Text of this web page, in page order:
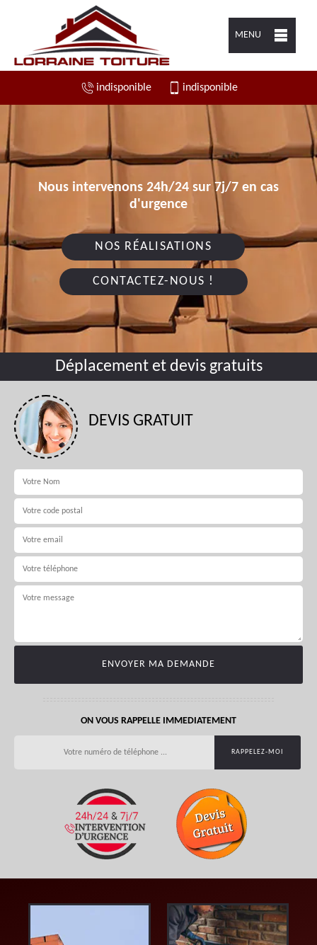
MENU
indisponible indisponible
Nous intervenons 24h/24 sur 7j/7 en cas
d'urgence
NOS RÉALISATIONS
CONTACTEZ-NOUS !
Déplacement et devis gratuits
DEVIS GRATUIT
ON VOUS RAPPELLE IMMEDIATEMENT